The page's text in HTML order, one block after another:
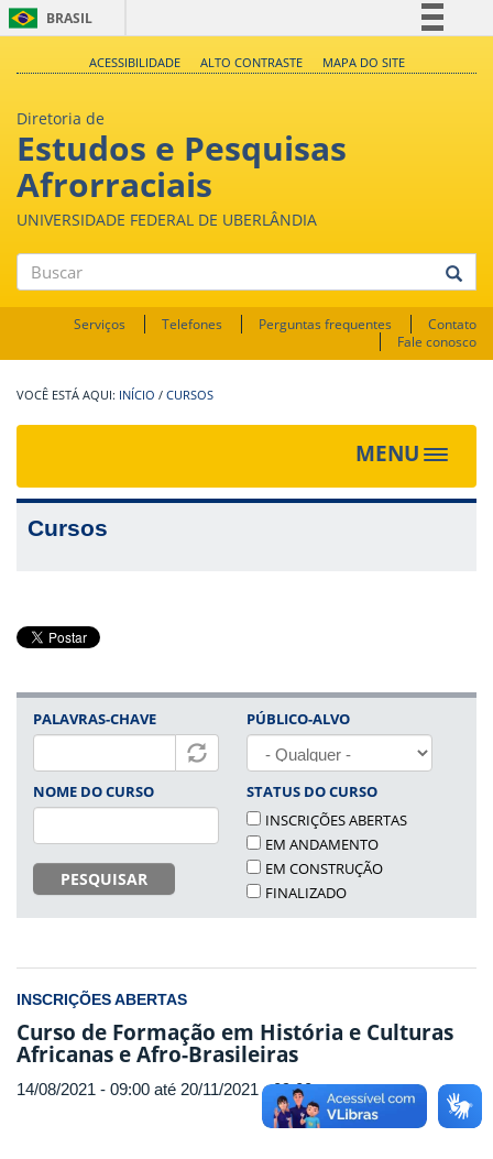
BRASIL
Acesso à informação
ACESSIBILIDADE ALTO CONTRASTE MAPA DO SITE
Diretoria de
Estudos e Pesquisas
Afrorraciais
UNIVERSIDADE FEDERAL DE UBERLÂNDIA
Buscar
Serviços Telefones Perguntas frequentes
Contato
Fale conosco
INÍCIO / CURSOS
MENU
Toggle
Cursos
PALAVRAS-CHAVE
NOME DO CURSO
PESQUISAR
PÚBLICO-ALVO
STATUS DO CURSO
INSCRIÇÕES ABERTAS
EM ANDAMENTO
EM CONSTRUÇÃO
FINALIZADO
INSCRIÇÕES ABERTAS
Curso de Formação em História e Culturas
Africanas e Afro-Brasileiras
14/08/2021 - 09:00 até 20/11/2021 - 09:00